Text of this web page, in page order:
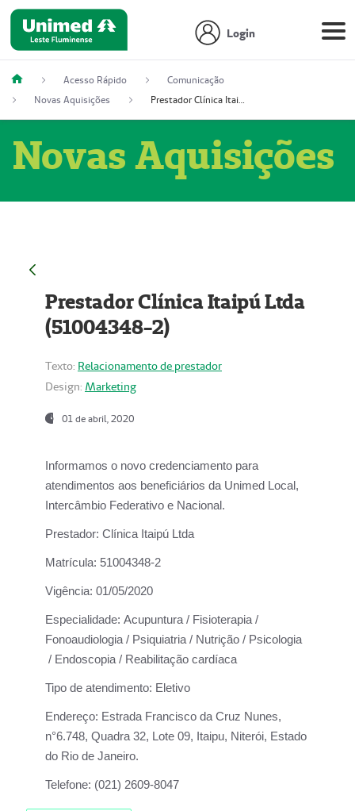
Login
Acesso Rápido
Comunicação
Novas Aquisições
Prestador Clínica Itaipú Ltda (51004348-2)
Novas Aquisições
Prestador Clínica Itaipú Ltda
(51004348-2)
Texto: Relacionamento de prestador
Design: Marketing
01 de abril, 2020
Informamos o novo credenciamento para
atendimentos aos beneficiários da Unimed Local,
Intercâmbio Federativo e Nacional.
Prestador: Clínica Itaipú Ltda
Matrícula: 51004348-2
Vigência: 01/05/2020
Especialidade: Acupuntura / Fisioterapia /
Fonoaudiologia / Psiquiatria / Nutrição / Psicologia
/ Endoscopia / Reabilitação cardíaca
Tipo de atendimento: Eletivo
Endereço: Estrada Francisco da Cruz Nunes,
n°6.748, Quadra 32, Lote 09, Itaipu, Niterói, Estado
do Rio de Janeiro.
Telefone: (021) 2609-8047